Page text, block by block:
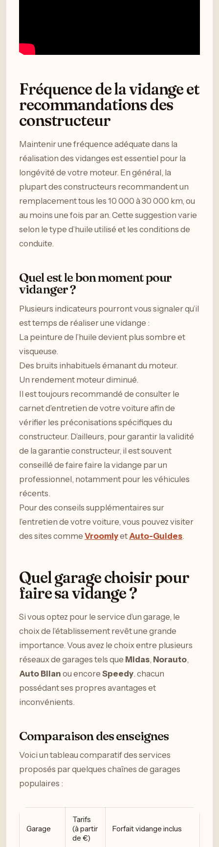
Fréquence de la vidange et
recommandations des
constructeur
Maintenir une fréquence adéquate dans la
réalisation des vidanges est essentiel pour la
longévité de votre moteur. En général, la
plupart des constructeurs recommandent un
remplacement tous les 10 000 à 30 000 km, ou
au moins une fois par an. Cette suggestion varie
selon le type d’huile utilisé et les conditions de
conduite.
Quel est le bon moment pour
vidanger ?
Plusieurs indicateurs pourront vous signaler qu’il
est temps de réaliser une vidange :
La peinture de l’huile devient plus sombre et
visqueuse.
Des bruits inhabituels émanant du moteur.
Un rendement moteur diminué.
Il est toujours recommandé de consulter le
carnet d’entretien de votre voiture afin de
vérifier les préconisations spécifiques du
constructeur. D’ailleurs, pour garantir la validité
de la garantie constructeur, il est souvent
conseillé de faire faire la vidange par un
professionnel, notamment pour les véhicules
récents.
Pour des conseils supplémentaires sur
l’entretien de votre voiture, vous pouvez visiter
des sites comme Vroomlyet Auto-Guides.
Quel garage choisir pour
faire sa vidange ?
Si vous optez pour le service d’un garage, le
choix de l’établissement revêt une grande
importance. Vous avez le choix entre plusieurs
réseaux de garages tels que Midas, Norauto,
Auto Bilan ou encore Speedy. chacun
possédant ses propres avantages et
inconvénients.
Comparaison des enseignes
Voici un tableau comparatif des services
proposés par quelques chaînes de garages
populaires :
Garage
Tarifs
(à partir
de €)
Forfait vidange inclus